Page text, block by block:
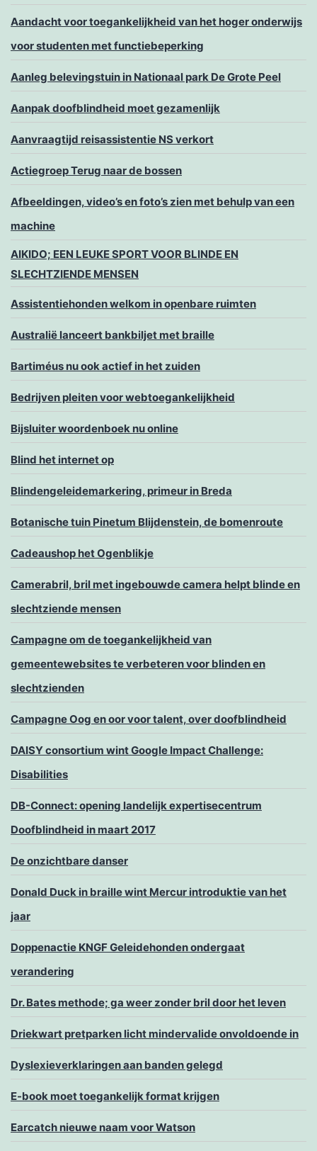
Aandacht voor toegankelijkheid van het hoger onderwijs
voor studenten met functiebeperking
Aanleg belevingstuin in Nationaal park De Grote Peel
Aanpak doofblindheid moet gezamenlijk
Aanvraagtijd reisassistentie NS verkort
Actiegroep Terug naar de bossen
Afbeeldingen, video’s en foto’s zien met behulp van een
machine
AIKIDO; EEN LEUKE SPORT VOOR BLINDE EN
SLECHTZIENDE MENSEN
Assistentiehonden welkom in openbare ruimten
Australië lanceert bankbiljet met braille
Bartiméus nu ook actief in het zuiden
Bedrijven pleiten voor webtoegankelijkheid
Bijsluiter woordenboek nu online
Blind het internet op
Blindengeleidemarkering, primeur in Breda
Botanische tuin Pinetum Blijdenstein, de bomenroute
Cadeaushop het Ogenblikje
Camerabril, bril met ingebouwde camera helpt blinde en
slechtziende mensen
Campagne om de toegankelijkheid van
gemeentewebsites te verbeteren voor blinden en
slechtzienden
Campagne Oog en oor voor talent, over doofblindheid
DAISY consortium wint Google Impact Challenge:
Disabilities
DB-Connect: opening landelijk expertisecentrum
Doofblindheid in maart 2017
De onzichtbare danser
Donald Duck in braille wint Mercur introduktie van het
jaar
Doppenactie KNGF Geleidehonden ondergaat
verandering
Dr. Bates methode; ga weer zonder bril door het leven
Driekwart pretparken licht mindervalide onvoldoende in
Dyslexieverklaringen aan banden gelegd
E-book moet toegankelijk format krijgen
Earcatch nieuwe naam voor Watson